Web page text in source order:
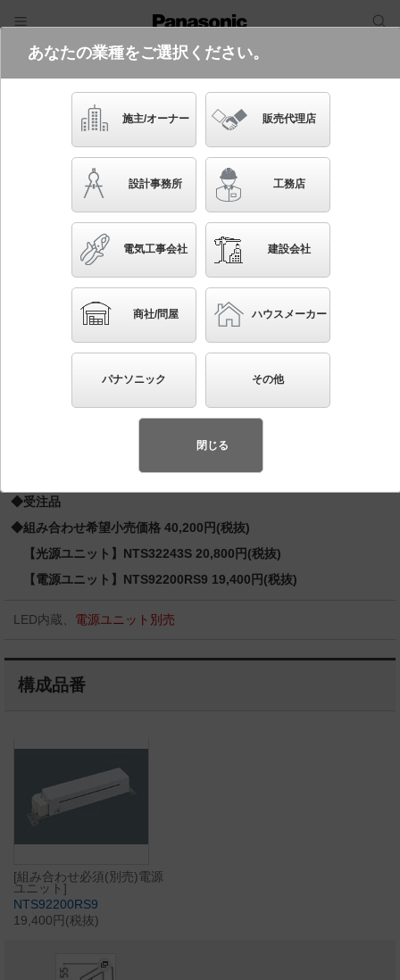
電気・建築設備（ビジネス）
フリーワード
品番・キーワード
かんたん照度計算
NTS32243S
(電源250形無線調光RS9との組み合わ
せ（別売）)
天井埋込型 LED（電球色） ダウンライト 調光タイ
プ（ライコン別売）／埋込穴φ100 TOLSO（トルソ
ー）・LiBecoM（リベコム） ウォールウォッシャ 水
銀灯100形1灯器具相当 LED 250形
（先端技術や優れたデザイン性を持ち合わせ、快
◆受注品
◆組み合わせ希望小売価格 40,200円(税抜)
【光源ユニット】NTS32243S 20,800円(税抜)
【電源ユニット】NTS92200RS9 19,400円(税抜)
LED内蔵、 電源ユニット別売
構成品番
[組み合わせ必須(別売)電源
ユニット]
NTS92200RS9
19,400円(税抜)
あなたの業種をご選択ください。
施主/オーナー 販売代理店
設計事務所 工務店
電気工事会社 建設会社
商社/問屋 ハウスメーカー
パナソニック その他
閉じる